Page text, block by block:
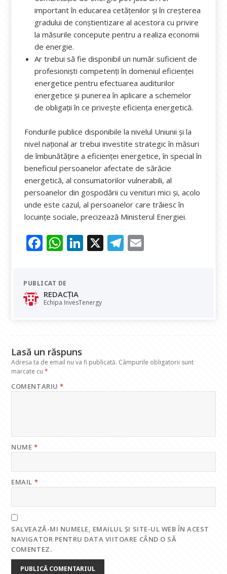
important în educarea cetățenilor și în creșterea
gradului de conștientizare al acestora cu privire
la măsurile concepute pentru a realiza economii
de energie.
Ar trebui să fie disponibil un număr suficient de
profesioniști competenți în domeniul eficienței
energetice pentru efectuarea auditurilor
energetice și punerea în aplicare a schemelor
de obligații în ce privește eficiența energetică.
Fondurile publice disponibile la nivelul Uniunii și la
nivel național ar trebui investite strategic în măsuri
de îmbunătățire a eficienței energetice, în special în
beneficiul persoanelor afectate de sărăcie
energetică, al consumatorilor vulnerabili, al
persoanelor din gospodării cu venituri mici și, acolo
unde este cazul, al persoanelor care trăiesc în
locuințe sociale, precizează Ministerul Energiei.
F
e
b
o
W
at
s
A
Li
dI
X T
PUBLICAT DE
REDACȚIA
Echipa InvesTenergy
Lasă un răspuns
Adresa ta de email nu va fi publicată. Câmpurile obligatorii sunt
marcate cu*
COMENTARIU*
NUME*
EMAIL *
SALVEAZĂ-MI NUMELE, EMAILUL ȘI SITE-UL WEB ÎN ACEST
NAVIGATOR PENTRU DATA VIITOARE CÂND O SĂ
COMENTEZ.